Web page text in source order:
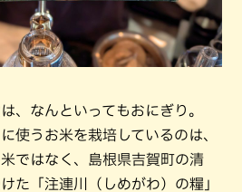
、なんといってもおにぎり。
使うお米を栽培しているのは、
ではなく、島根県吉賀町の清
た「注連川（しめがわ）の糧」